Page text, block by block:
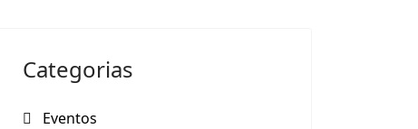
Categorias
Eventos